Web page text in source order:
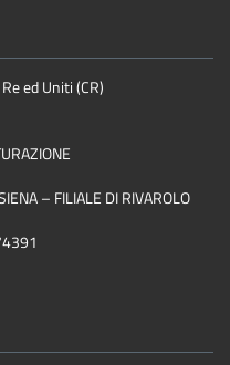
ed Uniti (CR)
– FILIALE DI RIVAROLO